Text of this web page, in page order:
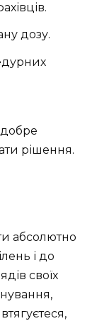
дозу.
рішення.
абсолютно
і до
своїх